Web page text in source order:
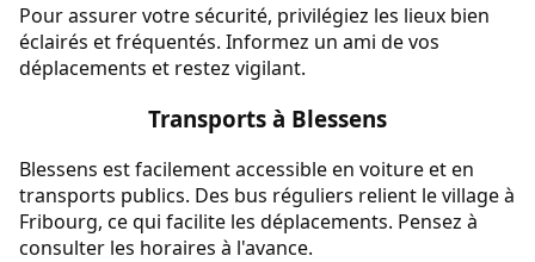
Pour assurer votre sécurité, privilégiez les lieux bien
éclairés et fréquentés. Informez un ami de vos
déplacements et restez vigilant.
Transports à Blessens
Blessens est facilement accessible en voiture et en
transports publics. Des bus réguliers relient le village à
Fribourg, ce qui facilite les déplacements. Pensez à
consulter les horaires à l'avance.